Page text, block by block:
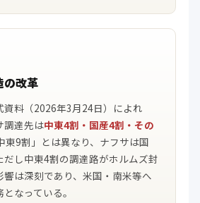
の改革
資料（2026年3月24日）によれ
調達先は中東4割・国産4割・その
東9割」とは異なり、ナフサは国
だし中東4割の調達路がホルムズ封
は深刻であり、米国・南米等へ
なっている。